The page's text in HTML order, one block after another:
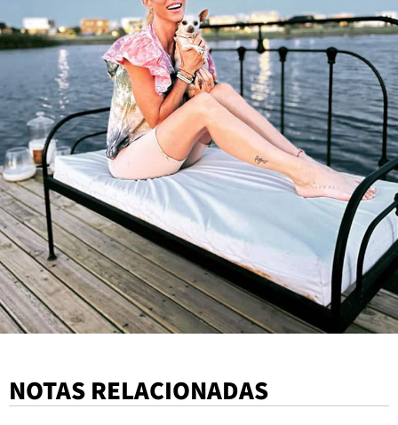
NOTAS RELACIONADAS